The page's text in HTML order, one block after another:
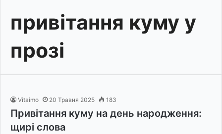
привітання куму у
прозі
Vitaimo 20 Травня 2025 183
Привітання куму на день народження:
щирі слова